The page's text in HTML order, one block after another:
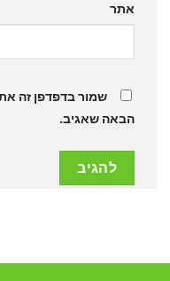
אתר
שמור בדפדפן זה
הבאה שאגיב.